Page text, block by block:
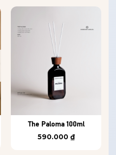
The Paloma 100ml
590.000 ₫